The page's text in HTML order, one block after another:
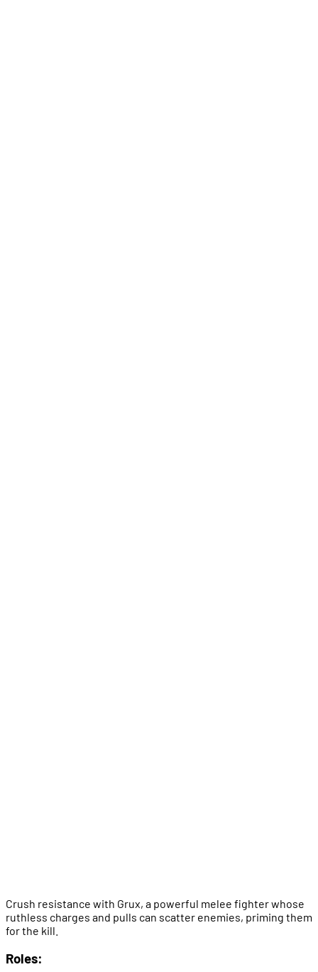
Crush resistance with Grux, a powerful melee fighter whose
ruthless charges and pulls can scatter enemies, priming them
for the kill.
Roles: